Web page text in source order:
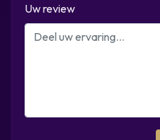
Uw review